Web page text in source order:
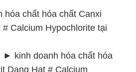
Dạng Hạt # Calcium
Tháp
∞ cung ứng hóa chất hóa
Dạng Hạt # Calcium
Tháp